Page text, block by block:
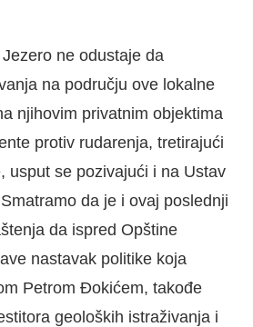
ne odustaje da
na području ove lokalne
njihovim privatnim objektima
protiv rudarenja, tretirajući
usput se pozivajući i na Ustav
da je i ovaj poslednji
da ispred Opštine
nastavak politike koja
Petrom Đokićem, takođe
geoloških istraživanja i